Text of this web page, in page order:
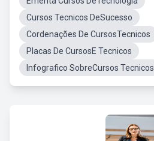
Cursos Tecnicos DeSucesso
Cordenações De CursosTecnicos
Placas De CursosE Tecnicos
Infografico SobreCursos Tecnicos